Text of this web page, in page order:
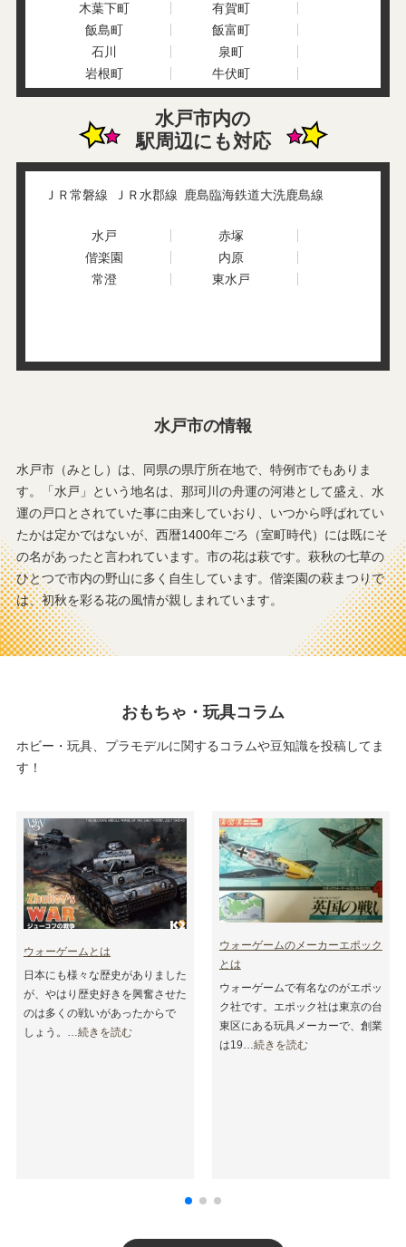
木葉下町
有賀町
飯島町
飯富町
石川
泉町
岩根町
牛伏町
内原町
大串町
大塚町
大場町
大町
小原町
加倉井町
金町
上河内町
水戸市内の
駅周辺にも対応
ＪＲ常磐線 ＪＲ水郡線 鹿島臨海鉄道大洗鹿島線
水戸
赤塚
偕楽園
内原
常澄
東水戸
水戸市の情報
水戸市（みとし）は、同県の県庁所在地で、特例市でもありま
す。「水戸」という地名は、那珂川の舟運の河港として盛え、水
運の戸口とされていた事に由来していおり、いつから呼ばれてい
たかは定かではないが、西暦1400年ごろ（室町時代）には既にそ
の名があったと言われています。市の花は萩です。萩秋の七草の
ひとつで市内の野山に多く自生しています。偕楽園の萩まつりで
は、初秋を彩る花の風情が親しまれています。
おもちゃ・玩具コラム
ホビー・玩具、プラモデルに関するコラムや豆知識を投稿してま
す！
ウォーゲームとは
日本にも様々な歴史がありました
が、やはり歴史好きを興奮させた
のは多くの戦いがあったからで
しょう。… 続きを読む
ウォーゲームのメーカーエポック
とは
ウォーゲームで有名なのがエポッ
ク社です。エポック社は東京の台
東区にある玩具メーカーで、創業
は19… 続きを読む